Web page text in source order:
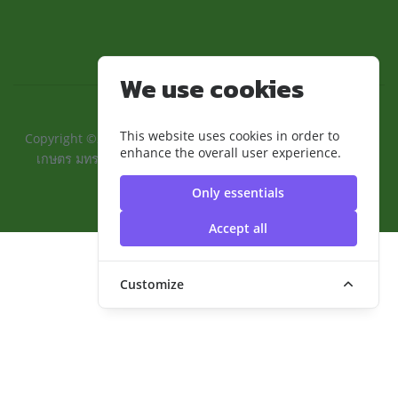
We use cookies
This website uses cookies in order to
enhance the overall user experience.
Only essentials
Accept all
Customize
Copyright ©2024 ::คณะเทคโนโลยีการเกษตรและอุตสาหกรรม
เกษตร มทร.สุวรรณภูมิ:: | มหาวิทยาลัยเทคโนโลยีราชมงคล
สุวรรณภูมิ